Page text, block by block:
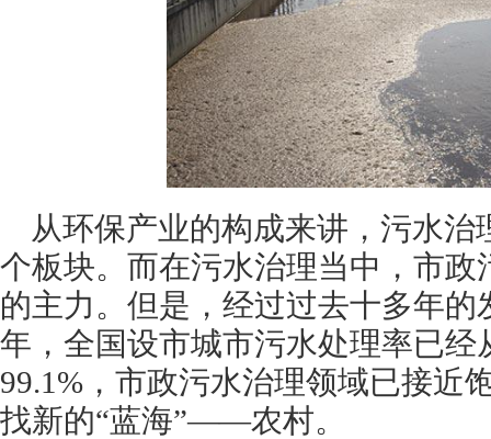
从环保产业的构成来讲，污水治
个板块。而在污水治理当中，市政
的主力。但是，经过过去十多年
年，全国设市城市污水处理率已经
99.1%，市政污水治理领域已接近
找新的“蓝海”——农村。